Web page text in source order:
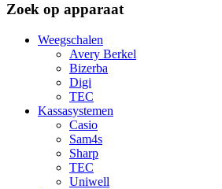
Zoek op apparaat
Weegschalen
Avery Berkel
Bizerba
Digi
TEC
Kassasystemen
Casio
Sam4s
Sharp
TEC
Uniwell